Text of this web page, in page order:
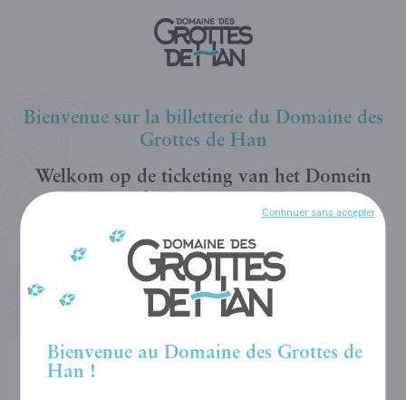
Bienvenue sur la billetterie du Domaine des
Grottes de Han
Welkom op de ticketing van het Domein
Welcome to the ticketing of the Domain of
the Caves of Han
Willkommen im Ticket-Shop der Domäne
der Grotten von Han
Bienvenue au Domaine des Grottes de
Han !
Continuer sans accepter